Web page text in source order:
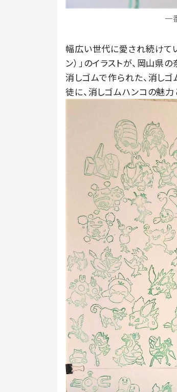
一
幅広い世代に愛され続けて
ン）」のイラストが、岡山県
消しゴムで作られた、消し
徒に、消しゴムハンコの魅